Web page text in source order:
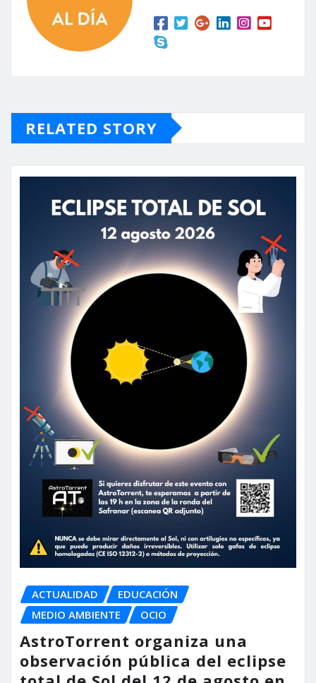
RELATED STORY
ACTUALIDAD
EDUCACIÓN
MEDIO AMBIENTE
OCIO
AstroTorrent organiza una
observación pública del eclipse